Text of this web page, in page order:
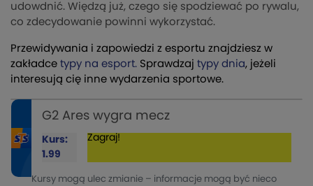
udowdnić. Więdzą już, czego się spodziewać po rywalu,
co zdecydowanie powinni wykorzystać.
Przewidywania i zapowiedzi z esportu znajdziesz w
zakładce typy na esport. Sprawdzaj typy dnia, jeżeli
interesują cię inne wydarzenia sportowe.
G2 Ares wygra mecz
Kurs:
1.99
Zagraj!
Kursy mogą ulec zmianie – informacje mogą być nieco